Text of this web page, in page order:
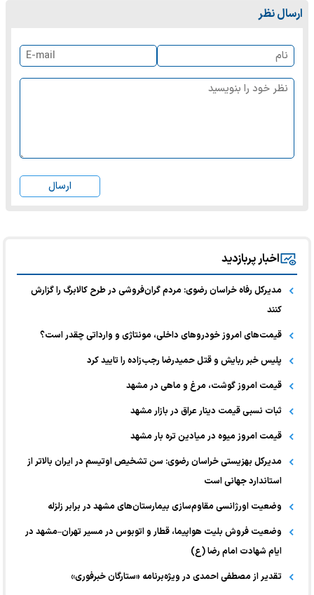
ارسال نظر
ارسال
اخبار پربازدید
مدیرکل رفاه خراسان رضوی: مردم گران‌فروشی در طرح کالابرگ را گزارش
کنند
قیمت‌های امروز خودرو‌های داخلی، مونتاژی و وارداتی چقدر است؟
پلیس خبر ربایش و قتل حمیدرضا رجب‌زاده را تایید کرد
قیمت امروز گوشت، مرغ و ماهی در مشهد
ثبات نسبی قیمت دینار عراق در بازار مشهد
قیمت امروز میوه در میادین تره بار مشهد
مدیرکل بهزیستی خراسان رضوی: سن تشخیص اوتیسم در ایران بالاتر از
استاندارد جهانی است
وضعیت اورژانسی مقاوم‌سازی بیمارستان‌های مشهد در برابر زلزله
وضعیت فروش بلیت هواپیما، قطار و اتوبوس در مسیر تهران–مشهد در
ایام شهادت امام رضا (ع)
تقدیر از مصطفی احمدی در ویژه‌برنامه «ستارگان خبرفوری»